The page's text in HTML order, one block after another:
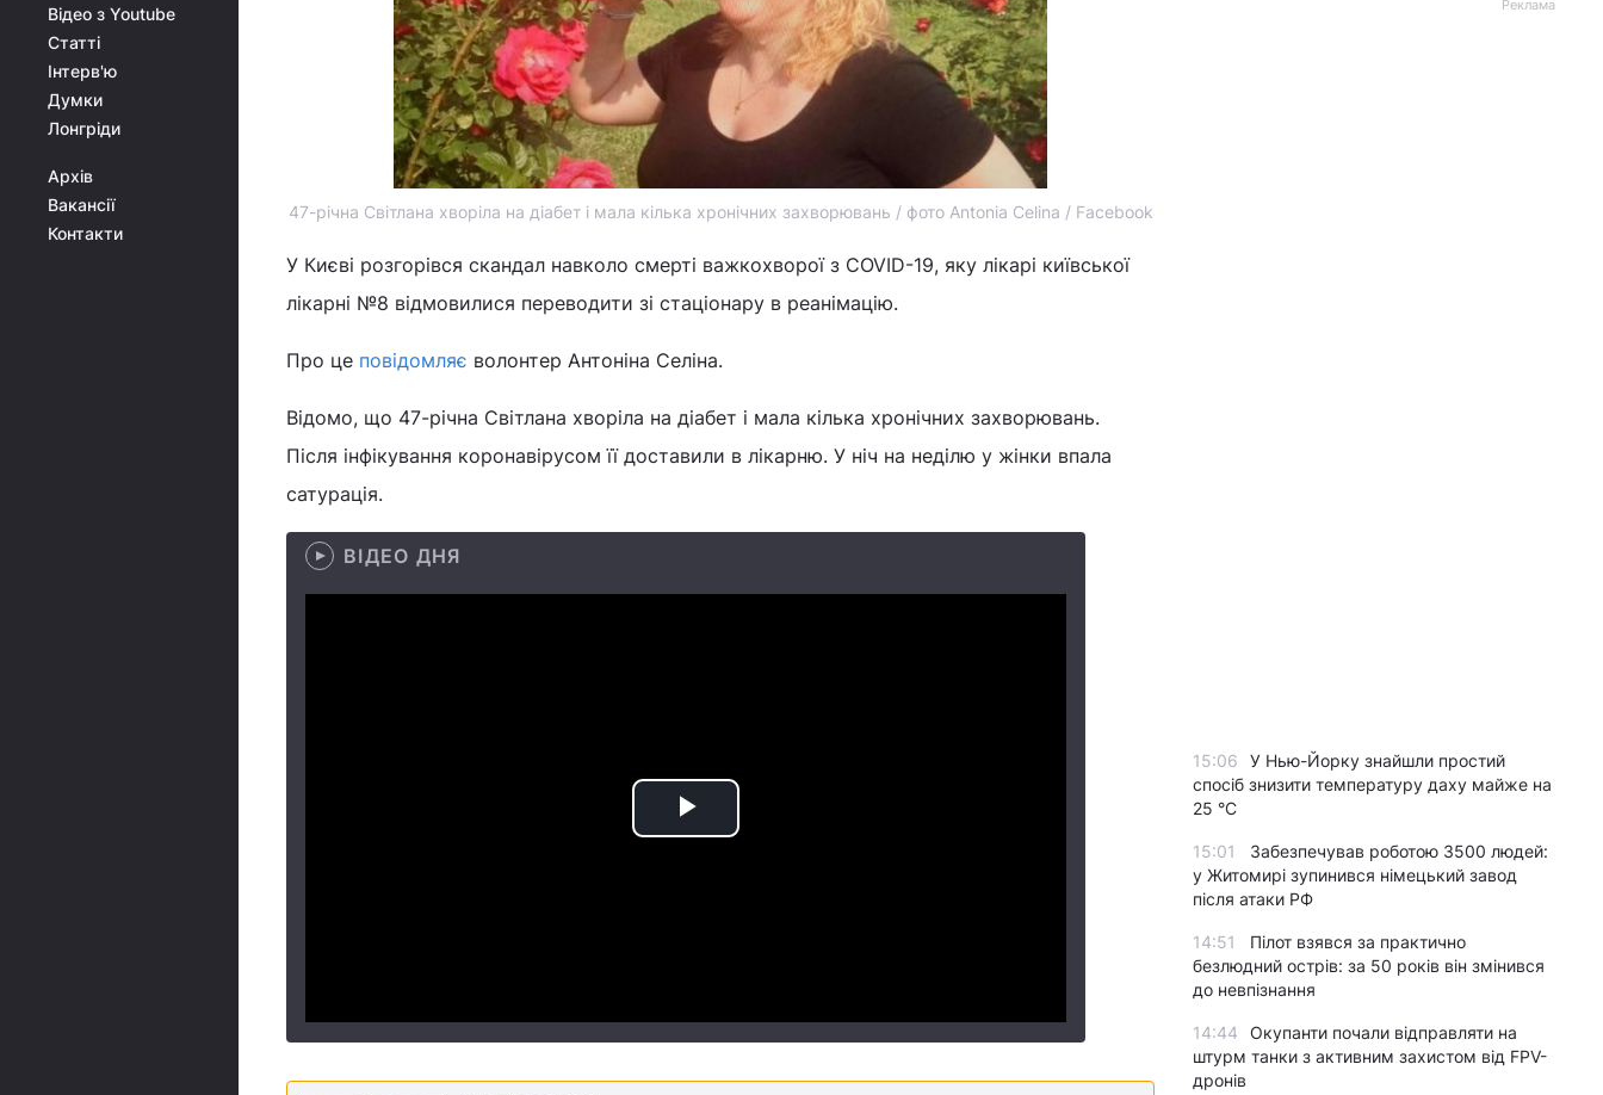
Відео з Youtube
Статті
Інтерв'ю
Думки
Лонгріди
Архів
Вакансії
Контакти
47-річна Світлана хворіла на діабет і мала кілька хронічних захворювань / фото Antonia Celina / Facebook
У Києві розгорівся скандал навколо смерті важкохворої з COVID-19, яку лікарі київської
лікарні №8 відмовилися переводити зі стаціонару в реанімацію.
Про це повідомляє волонтер Антоніна Селіна.
Відомо, що 47-річна Світлана хворіла на діабет і мала кілька хронічних захворювань.
Після інфікування коронавірусом її доставили в лікарню. У ніч на неділю у жінки впала
сатурація.
ВІДЕО ДНЯ
Play
Реклама
15:06
У Нью-Йорку знайшли простий
спосіб знизити температуру даху майже на
25 °C
15:01
Забезпечував роботою 3500 людей:
у Житомирі зупинився німецький завод
після атаки РФ
14:51
Пілот взявся за практично
безлюдний острів: за 50 років він змінився
до невпізнання
14:44
Окупанти почали відправляти на
штурм танки з активним захистом від FPV-
дронів